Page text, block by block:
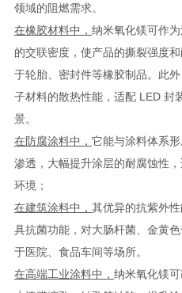
领域的阻燃需求。
在橡胶材料中， 纳米氧化镁可作
的交联密度，使产品的撕裂强度
于轮胎、密封件等橡胶制品。此
子材料的散热性能，适配 LED 封
景。
在防腐涂料中， 它能与涂料体系
渗透，大幅提升涂层的耐腐蚀性
环境；
在建筑涂料中， 其优异的抗紫外
具抗菌功能，对大肠杆菌、金黄
于医院、食品车间等场所。
在高端工业涂料中， 纳米氧化镁